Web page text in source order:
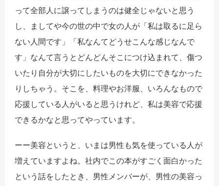
って全部人に譲ってしまうのは健全じゃないと思う
し、ましてや今の世の中で女の人が「私は取るに足ら
ない人間です」「私なんてどうせこんな感じなんで
す」なんて言うとどんどんそこにつけ込まれて、傷つ
いたり自分が大切にしたいものを大切にできなかった
りしちゃう。そこを、料理やお洋服、いろんなもので
応援している人がいると思うけれど、私は美容で応援
できるかなと思ってやっています。
ーー美容というと、いまは男性も気を使っている人が
増えていますよね。社内でこの本がすごく面白かった
という話をしたとき、男性メンバーが、男性の美容っ